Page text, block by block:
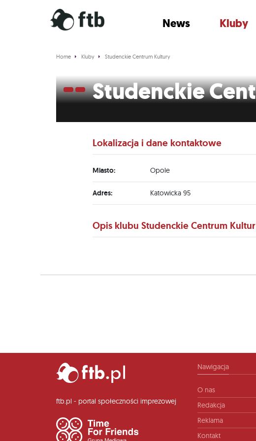
News Kluby
Home Kluby Studenckie Centrum Kultury
Studenckie
Lokalizacja i dane kontaktowe
Miasto: Opole
Adres: Katowicka 95
Opis klubu Studenckie Centrum
ftb.pl - portal społeczności imprezowej
Nawigacja
O nas
Redakcja
Reklama
Kontakt